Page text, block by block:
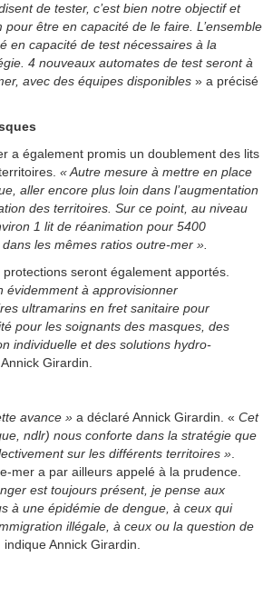
de tester, c’est bien notre objectif et
être en capacité de le faire. L’ensemble
en capacité de test nécessaires à la
4 nouveaux automates de test seront à
avec des équipes disponibles » a précisé
a également promis un doublement des lits
« Autre mesure à mettre en place
aller encore plus loin dans l’augmentation
des territoires. Sur ce point, au niveau
1 lit de réanimation pour 5400
les mêmes ratios outre-mer ».
seront également apportés.
évidemment à approvisionner
ultramarins en fret sanitaire pour
pour les soignants des masques, des
individuelle et des solutions hydro-
Girardin.
avance » a déclaré Annick Girardin. « Cet
ndlr) nous conforte dans la stratégie que
sur les différents territoires »
mer a par ailleurs appelé à la prudence.
est toujours présent, je pense aux
à une épidémie de dengue, à ceux qui
illégale, à ceux ou la question de
indique Annick Girardin.